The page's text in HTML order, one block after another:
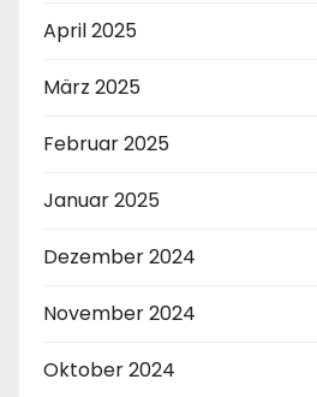
April 2025
März 2025
Februar 2025
Januar 2025
Dezember 2024
November 2024
Oktober 2024